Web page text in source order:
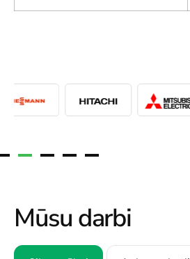
Mūsu darbi